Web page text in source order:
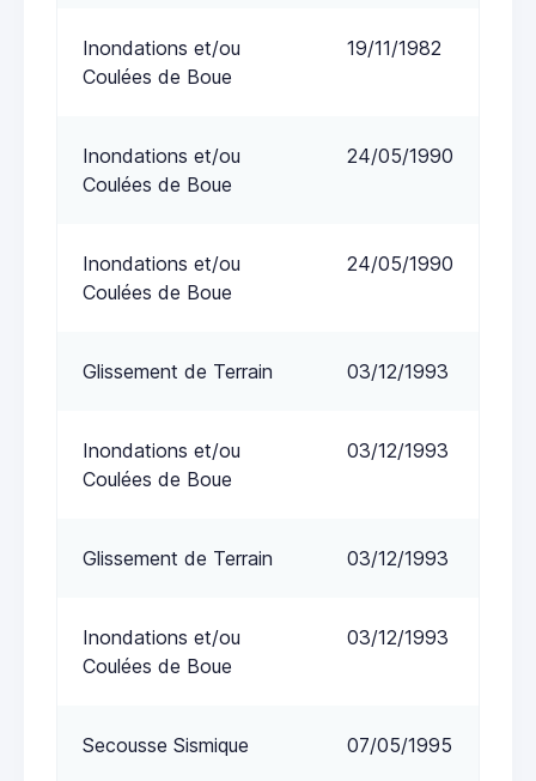
Inondations et/ou
Coulées de Boue
19/11/1982
Inondations et/ou
Coulées de Boue
24/05/1990
Inondations et/ou
Coulées de Boue
24/05/1990
Glissement de Terrain 03/12/1993
Inondations et/ou
Coulées de Boue
03/12/1993
Glissement de Terrain 03/12/1993
Inondations et/ou
Coulées de Boue
03/12/1993
Secousse Sismique 07/05/1995